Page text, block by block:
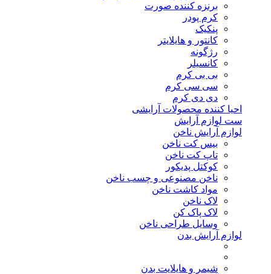
برنزه کننده صورت
کرم پودر
پنکیک
کانتور و هایلایتر
رژگونه
کانسیلر
بی بی کرم
سی سی کرم
دی دی کرم
احیا کننده محصولات آرایشی
ست لوازم آرایش
لوازم آرایش ناخن
بیس کت ناخن
تاپ کت ناخن
کوکتل پدیکور
ناخن مصنوعی و چسب ناخن
مواد کاشت ناخن
لاک ناخن
لاک پاک کن
وسایل طراحی ناخن
لوازم آرایش بدن
شیمر و هایلایت بدن